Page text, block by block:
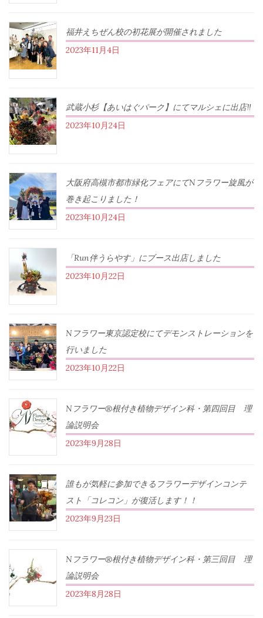
福井えちぜん校の初花展が開催されました
2023年11月4日
武蔵小杉【あいはぐパーク】にてマルシェに出店‼︎
2023年10月24日
大阪府高槻市都市緑化フェアにてNフラワー旋風が
巻き起こりました！
2023年10月24日
「Run伴うらやす」にブース出店しました
2023年10月22日
Nフラワー東京認定校にてデモンストレーションを
行いました
2023年10月22日
Nフラワー®根付き植物デザイン科・第四回目 理
論説明会
2023年9月28日
誰もが気軽に参加できるフラワーデザインコンテ
スト「コレコン」が復活します！！
2023年9月23日
Nフラワー®根付き植物デザイン科・第三回目 理
論説明会
2023年8月28日